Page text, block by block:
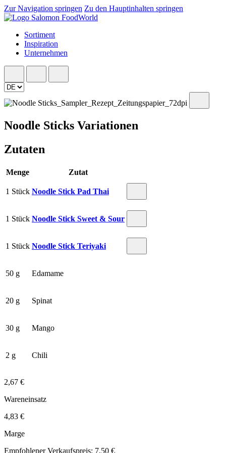
Zur Navigation springen Zu den Hauptinhalten springen
Sortiment
Inspiration
Unternehmen
Noodle Sticks Variationen
Zutaten
Menge Zutat
1 Stück Noodle Stick Pad Thai
1 Stück Noodle Stick Sweet & Sour
1 Stück Noodle Stick Teriyaki
50 g Edamame
20 g Spinat
30 g Mango
2 g Chili
2,67 €
Wareneinsatz
4,83 €
Marge
Empfohlener Verkaufspreis: 7,50 €